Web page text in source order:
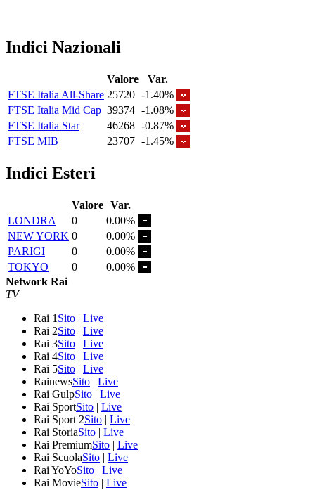
Indici Nazionali
Valore
Var.
FTSE Italia All-Share 25720 -1.40%
FTSE Italia Mid Cap 39374 -1.08%
FTSE Italia Star
46268 -0.87%
FTSE MIB
23707 -1.45%
Indici Esteri
Valore Var.
LONDRA
0
0.00%
NEW YORK 0
0.00%
PARIGI
0
0.00%
TOKYO
0
0.00%
Network Rai
TV
Rai 1 Sito | Live
Rai 2Sito | Live
Rai 3Sito | Live
Rai 4Sito | Live
Rai 5Sito | Live
RainewsSito | Live
Rai GulpSito | Live
Rai SportSito | Live
Rai Sport 2Sito | Live
Rai StoriaSito | Live
Rai PremiumSito | Live
Rai ScuolaSito | Live
Rai YoYoSito | Live
Rai MovieSito | Live